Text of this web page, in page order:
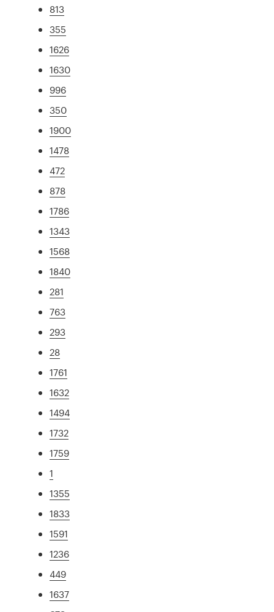
813
355
1626
1630
996
350
1900
1478
472
878
1786
1343
1568
1840
281
763
293
28
1761
1632
1494
1732
1759
1
1355
1833
1591
1236
449
1637